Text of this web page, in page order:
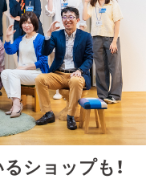
ショップも！